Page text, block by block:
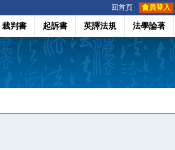
回首頁 會員登入
裁判書 起訴書 英譯法規 法學論著